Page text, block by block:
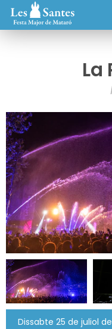
La
Dissabte 25 de juliol